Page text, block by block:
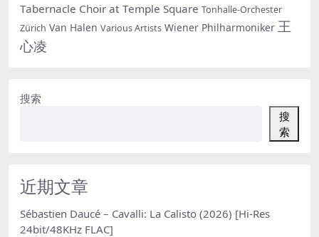
Tabernacle Choir at Temple Square Tonhalle-Orchester
Zürich Van Halen Various Artists Wiener Philharmoniker 王
心凌
搜索
搜
索
近期文章
Sébastien Daucé – Cavalli: La Calisto (2026) [Hi-Res
24bit/48KHz FLAC]